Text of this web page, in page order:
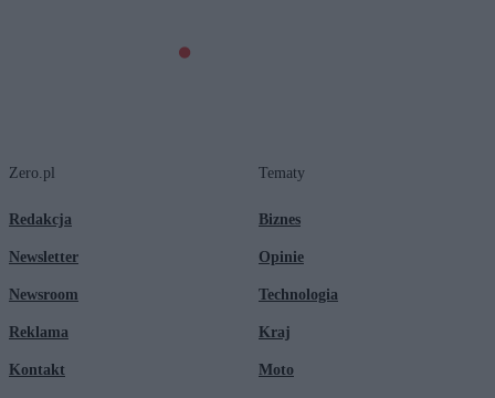
Zero.pl
Redakcja
Newsletter
Newsroom
Reklama
Kontakt
Tematy
Biznes
Opinie
Technologia
Kraj
Moto